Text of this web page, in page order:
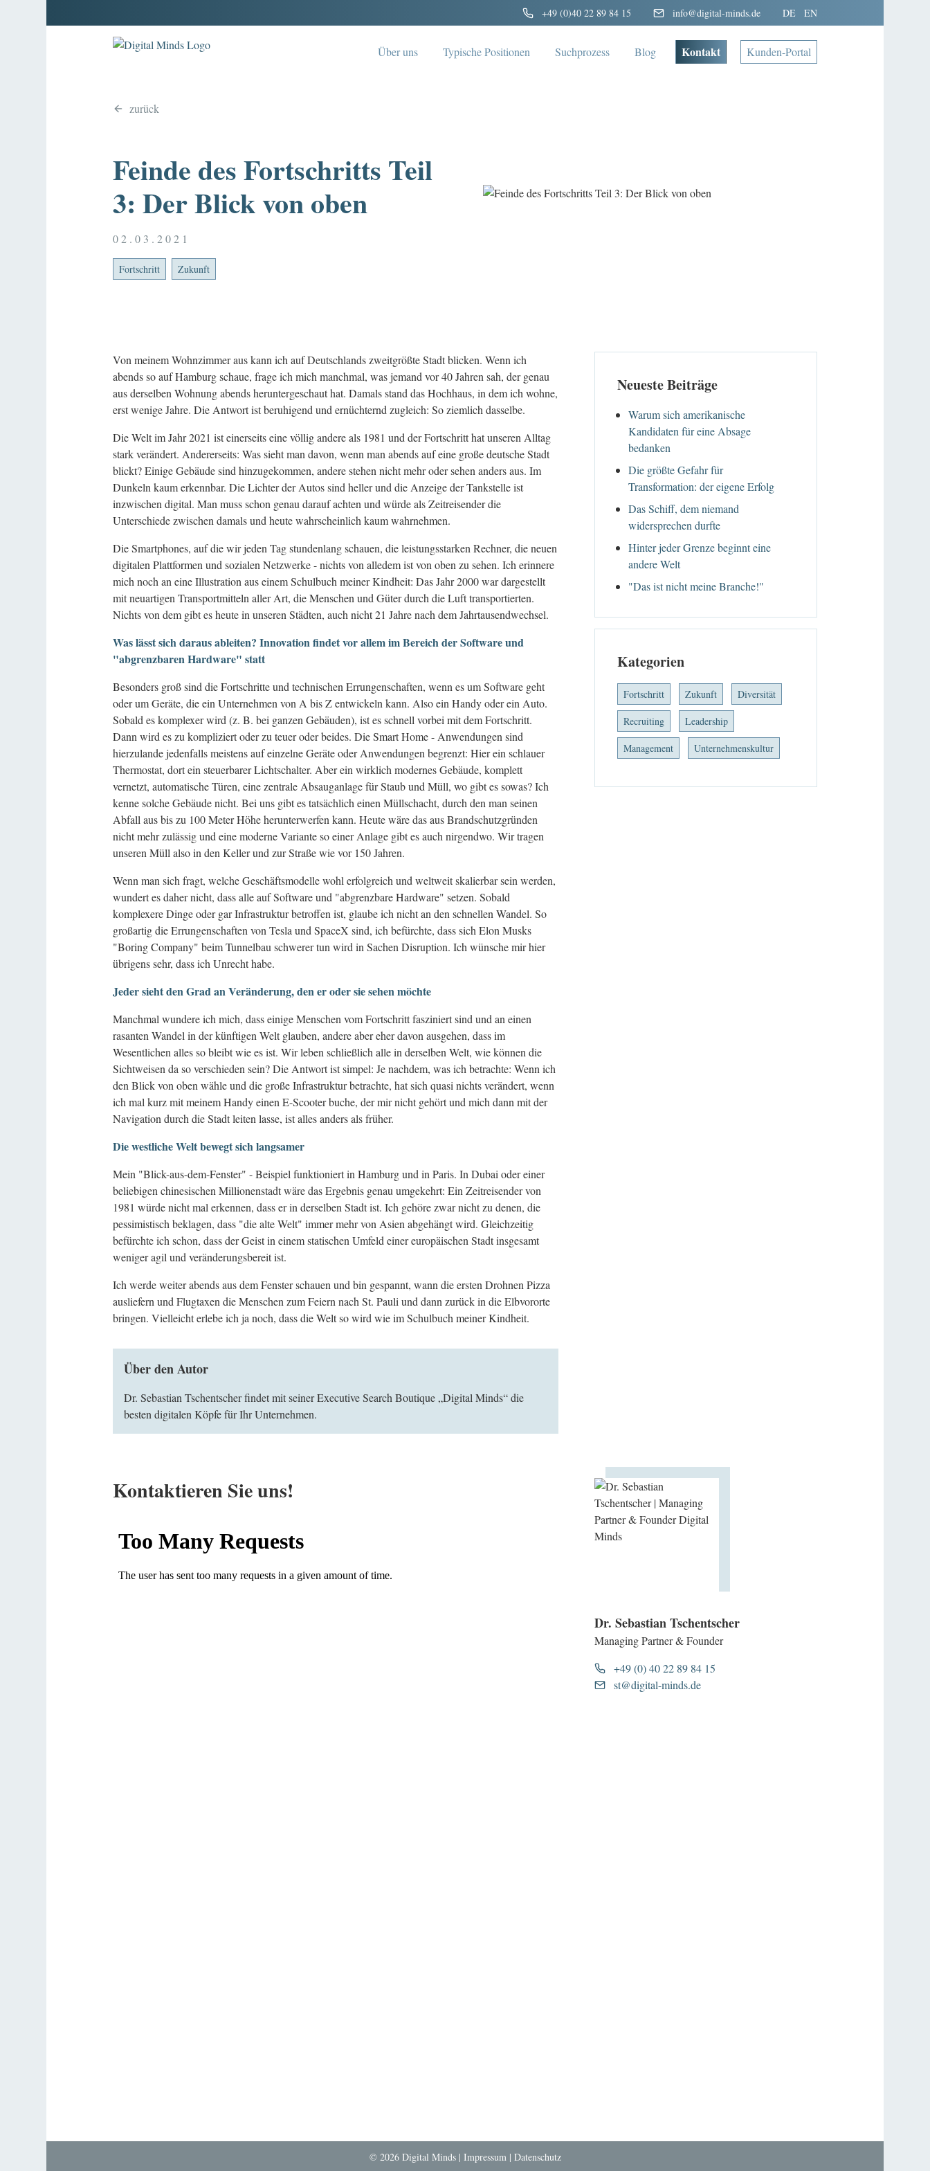
+49 (0)40 22 89 84 15 info@digital-minds.de DE EN
Über uns Typische Positionen Suchprozess Blog Kontakt Kunden-Portal
zurück
Feinde des Fortschritts Teil
3: Der Blick von oben
02.03.2021
Fortschritt Zukunft
Von meinem Wohnzimmer aus kann ich auf Deutschlands zweitgrößte Stadt blicken. Wenn ich
abends so auf Hamburg schaue, frage ich mich manchmal, was jemand vor 40 Jahren sah, der genau
aus derselben Wohnung abends heruntergeschaut hat. Damals stand das Hochhaus, in dem ich wohne,
erst wenige Jahre. Die Antwort ist beruhigend und ernüchternd zugleich: So ziemlich dasselbe.
Die Welt im Jahr 2021 ist einerseits eine völlig andere als 1981 und der Fortschritt hat unseren Alltag
stark verändert. Andererseits: Was sieht man davon, wenn man abends auf eine große deutsche Stadt
blickt? Einige Gebäude sind hinzugekommen, andere stehen nicht mehr oder sehen anders aus. Im
Dunkeln kaum erkennbar. Die Lichter der Autos sind heller und die Anzeige der Tankstelle ist
inzwischen digital. Man muss schon genau darauf achten und würde als Zeitreisender die
Unterschiede zwischen damals und heute wahrscheinlich kaum wahrnehmen.
Die Smartphones, auf die wir jeden Tag stundenlang schauen, die leistungsstarken Rechner, die neuen
digitalen Plattformen und sozialen Netzwerke - nichts von alledem ist von oben zu sehen. Ich erinnere
mich noch an eine Illustration aus einem Schulbuch meiner Kindheit: Das Jahr 2000 war dargestellt
mit neuartigen Transportmitteln aller Art, die Menschen und Güter durch die Luft transportierten.
Nichts von dem gibt es heute in unseren Städten, auch nicht 21 Jahre nach dem Jahrtausendwechsel.
Was lässt sich daraus ableiten? Innovation findet vor allem im Bereich der Software und
"abgrenzbaren Hardware" statt
Besonders groß sind die Fortschritte und technischen Errungenschaften, wenn es um Software geht
oder um Geräte, die ein Unternehmen von A bis Z entwickeln kann. Also ein Handy oder ein Auto.
Sobald es komplexer wird (z. B. bei ganzen Gebäuden), ist es schnell vorbei mit dem Fortschritt.
Dann wird es zu kompliziert oder zu teuer oder beides. Die Smart Home - Anwendungen sind
hierzulande jedenfalls meistens auf einzelne Geräte oder Anwendungen begrenzt: Hier ein schlauer
Thermostat, dort ein steuerbarer Lichtschalter. Aber ein wirklich modernes Gebäude, komplett
vernetzt, automatische Türen, eine zentrale Absauganlage für Staub und Müll, wo gibt es sowas? Ich
kenne solche Gebäude nicht. Bei uns gibt es tatsächlich einen Müllschacht, durch den man seinen
Abfall aus bis zu 100 Meter Höhe herunterwerfen kann. Heute wäre das aus Brandschutzgründen
nicht mehr zulässig und eine moderne Variante so einer Anlage gibt es auch nirgendwo. Wir tragen
unseren Müll also in den Keller und zur Straße wie vor 150 Jahren.
Wenn man sich fragt, welche Geschäftsmodelle wohl erfolgreich und weltweit skalierbar sein werden,
wundert es daher nicht, dass alle auf Software und "abgrenzbare Hardware" setzen. Sobald
komplexere Dinge oder gar Infrastruktur betroffen ist, glaube ich nicht an den schnellen Wandel. So
großartig die Errungenschaften von Tesla und SpaceX sind, ich befürchte, dass sich Elon Musks
"Boring Company" beim Tunnelbau schwerer tun wird in Sachen Disruption. Ich wünsche mir hier
übrigens sehr, dass ich Unrecht habe.
Jeder sieht den Grad an Veränderung, den er oder sie sehen möchte
Manchmal wundere ich mich, dass einige Menschen vom Fortschritt fasziniert sind und an einen
rasanten Wandel in der künftigen Welt glauben, andere aber eher davon ausgehen, dass im
Wesentlichen alles so bleibt wie es ist. Wir leben schließlich alle in derselben Welt, wie können die
Sichtweisen da so verschieden sein? Die Antwort ist simpel: Je nachdem, was ich betrachte: Wenn ich
den Blick von oben wähle und die große Infrastruktur betrachte, hat sich quasi nichts verändert, wenn
ich mal kurz mit meinem Handy einen E-Scooter buche, der mir nicht gehört und mich dann mit der
Navigation durch die Stadt leiten lasse, ist alles anders als früher.
Die westliche Welt bewegt sich langsamer
Mein "Blick-aus-dem-Fenster" - Beispiel funktioniert in Hamburg und in Paris. In Dubai oder einer
beliebigen chinesischen Millionenstadt wäre das Ergebnis genau umgekehrt: Ein Zeitreisender von
1981 würde nicht mal erkennen, dass er in derselben Stadt ist. Ich gehöre zwar nicht zu denen, die
pessimistisch beklagen, dass "die alte Welt" immer mehr von Asien abgehängt wird. Gleichzeitig
befürchte ich schon, dass der Geist in einem statischen Umfeld einer europäischen Stadt insgesamt
weniger agil und veränderungsbereit ist.
Ich werde weiter abends aus dem Fenster schauen und bin gespannt, wann die ersten Drohnen Pizza
ausliefern und Flugtaxen die Menschen zum Feiern nach St. Pauli und dann zurück in die Elbvororte
bringen. Vielleicht erlebe ich ja noch, dass die Welt so wird wie im Schulbuch meiner Kindheit.
Über den Autor
Dr. Sebastian Tschentscher findet mit seiner Executive Search Boutique „Digital Minds“ die
besten digitalen Köpfe für Ihr Unternehmen.
Neueste Beiträge
Warum sich amerikanische
Kandidaten für eine Absage
bedanken
Die größte Gefahr für
Transformation: der eigene Erfolg
Das Schiff, dem niemand
widersprechen durfte
Hinter jeder Grenze beginnt eine
andere Welt
"Das ist nicht meine Branche!"
Kategorien
Fortschritt Zukunft Diversität
Recruiting Leadership
Management Unternehmenskultur
Kontaktieren Sie uns!
Dr. Sebastian Tschentscher
Managing Partner & Founder
+49 (0) 40 22 89 84 15
st@digital-minds.de
© 2026 Digital Minds | Impressum| Datenschutz